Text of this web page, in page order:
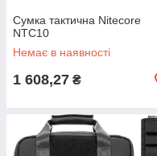
Сумка тактична Nitecore
NTC10
Немає в наявності
1 608,27 ₴